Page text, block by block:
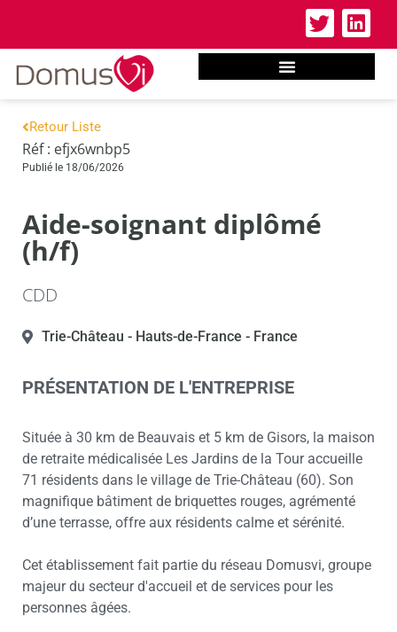
Retour Liste
Réf : efjx6wnbp5
Publié le 18/06/2026
Aide-soignant diplômé
(h/f)
CDD
Trie-Château - Hauts-de-France - France
PRÉSENTATION DE L'ENTREPRISE
Située à 30 km de Beauvais et 5 km de Gisors, la maison
de retraite médicalisée Les Jardins de la Tour accueille
71 résidents dans le village de Trie-Château (60). Son
magnifique bâtiment de briquettes rouges, agrémenté
d’une terrasse, offre aux résidents calme et sérénité.
Cet établissement fait partie du réseau Domusvi, groupe
majeur du secteur d'accueil et de services pour les
personnes âgées.